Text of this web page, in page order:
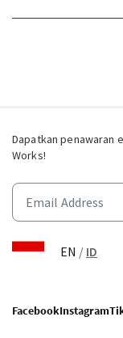
Dapatkan penawaran
Works!
EN / ID
FacebookInstagram